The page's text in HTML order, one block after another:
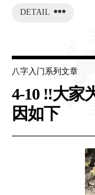
DETAIL
八字入门系列文章
4-10 ‼️大家
因如下